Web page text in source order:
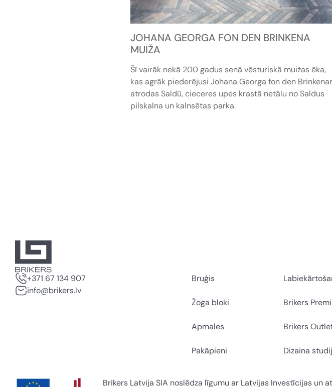
JOHANA GEORGA FON DEN BRINKENA
MUIŽA
Šī vairāk nekā 200 gadus senā vēsturiskā muižas ēka,
kas agrāk piederējusi Johana Georga fon den
atrodas Saldū, cieceres upes krastā netālu no Saldus
pilskalna un kalnsētas parka.
+371 67 134 907
info@brikers.lv
Bruģis
Žoga bloki
Apmales
Pakāpieni
Brikers
Brikers
Dizaina
Brikers Latvija SIA noslēdza līgumu ar Latvijas Investīcijas